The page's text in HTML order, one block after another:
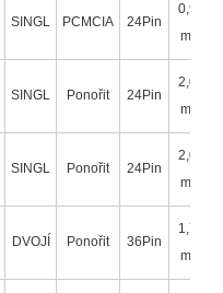
SINGL PCMCIA 24Pin
0,99
mm
SINGL Ponořit 24Pin
2,00
mm
SINGL Ponořit 24Pin
2,00
mm
DVOJÍ Ponořit 36Pin
1,78
mm